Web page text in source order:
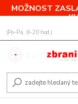
MOŽNOST
(Po-Pá, 8-20 hod.)